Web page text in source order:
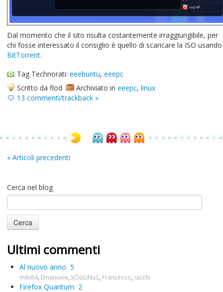
Dal momento che il sito risulta costantemente irraggiungibile, per
chi fosse interessato il consiglio è quello di scaricare la ISO usando
BitTorrent.
Tag Technorati: eeebuntu, eeepc
Scritto da flod
Archiviato in eeepc, linux
13 commenti/trackback »
« Articoli precedenti
Cerca nel blog
Ultimi commenti
Al nuovo anno 5
miki64 Emanuele kOoLiNuS Francesco iacchi
Firefox Quantum 2